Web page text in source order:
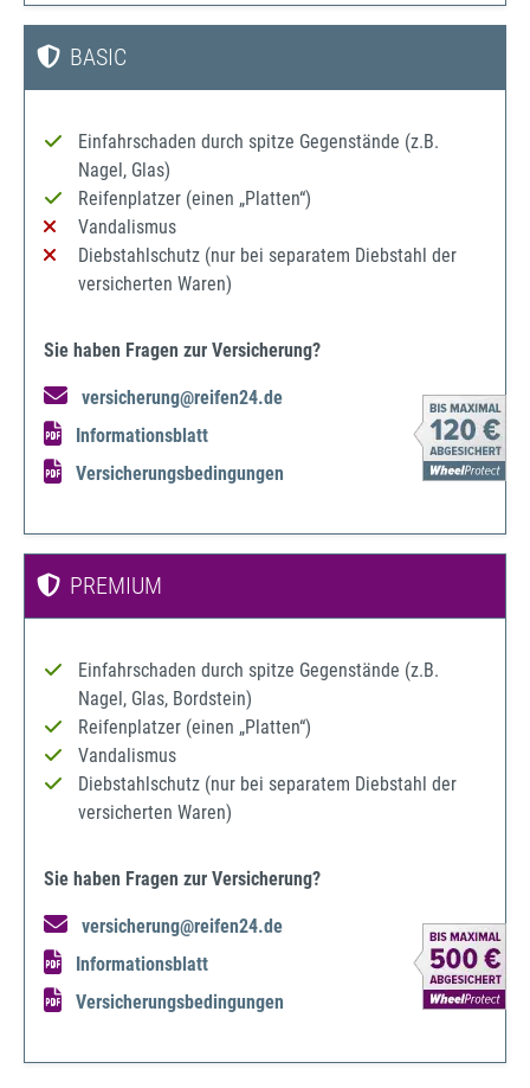
BASIC
Einfahrschaden durch spitze Gegenstände (z.B.
Nagel, Glas)
Reifenplatzer (einen „Platten“)
Vandalismus
Diebstahlschutz (nur bei separatem Diebstahl der
versicherten Waren)
Sie haben Fragen zur Versicherung?
versicherung@reifen24.de
Informationsblatt
Versicherungsbedingungen
PREMIUM
Einfahrschaden durch spitze Gegenstände (z.B.
Nagel, Glas, Bordstein)
Reifenplatzer (einen „Platten“)
Vandalismus
Diebstahlschutz (nur bei separatem Diebstahl der
versicherten Waren)
Sie haben Fragen zur Versicherung?
versicherung@reifen24.de
Informationsblatt
Versicherungsbedingungen